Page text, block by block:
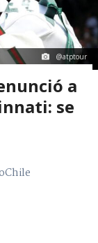
@atptour
a
se